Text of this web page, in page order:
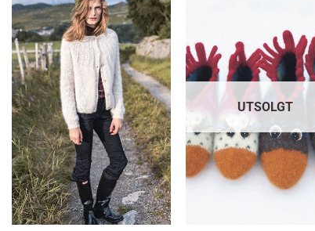
UTSOLGT